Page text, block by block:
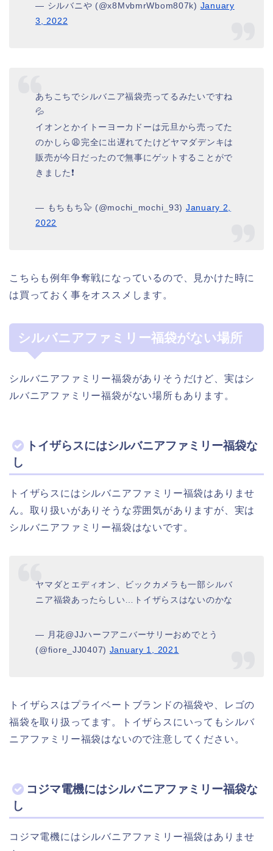
— シルバニや (@x8MvbmrWbom807k) January
3, 2022
あちこちでシルバニア福袋売ってるみたいですね
💦
イオンとかイトーヨーカドーは元旦から売ってた
のかしら😩完全に出遅れてたけどヤマダデンキは
販売が今日だったので無事にゲットすることがで
きました❗️
— もちもち🦭 (@mochi_mochi_93) January 2,
2022
こちらも例年争奪戦になっているので、見かけた時に
は買っておく事をオススメします。
シルバニアファミリー福袋がない場所
シルバニアファミリー福袋がありそうだけど、実はシ
ルバニアファミリー福袋がない場所もあります。
トイザらスにはシルバニアファミリー福袋な
し
トイザらスにはシルバニアファミリー福袋はありませ
ん。取り扱いがありそうな雰囲気がありますが、実は
シルバニアファミリー福袋はないです。
ヤマダとエディオン、ビックカメラも一部シルバ
ニア福袋あったらしい…トイザらスはないのかな
— 月花@JJハーフアニバーサリーおめでとう
(@fiore_JJ0407) January 1, 2021
トイザらスはプライベートブランドの福袋や、レゴの
福袋を取り扱ってます。トイザらスにいってもシルバ
ニアファミリー福袋はないので注意してください。
コジマ電機にはシルバニアファミリー福袋な
し
コジマ電機にはシルバニアファミリー福袋はありませ